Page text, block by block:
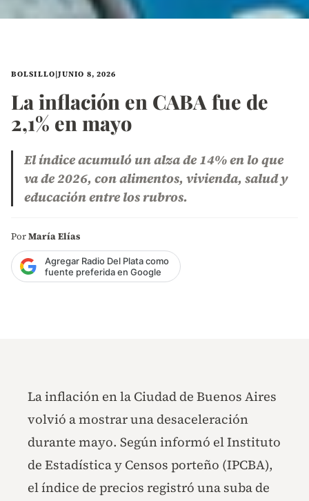
BOLSILLO|JUNIO 8, 2026
La inflación en CABA fue de
2,1% en mayo
El índice acumuló un alza de 14% en lo que
va de 2026, con alimentos, vivienda, salud y
educación entre los rubros.
PorMaría Elías
Agregar Radio Del Plata como
fuente preferida en Google
La inflación en la Ciudad de Buenos Aires
volvió a mostrar una desaceleración
durante mayo. Según informó el Instituto
de Estadística y Censos porteño (IPCBA),
el índice de precios registró una suba de